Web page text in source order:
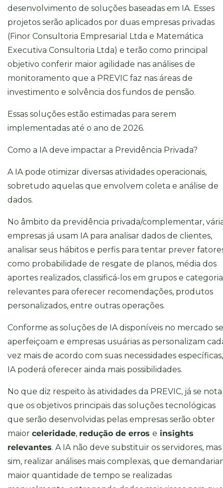
desenvolvimento de soluções baseadas em IA. Esses
projetos serão aplicados por duas empresas privadas
(Finor Consultoria Empresarial Ltda e Matemática
Executiva Consultoria Ltda) e terão como principal
objetivo conferir maior agilidade nas análises de
monitoramento que a PREVIC faz nas áreas de
investimento e solvência dos fundos de pensão.
Essas soluções estão estimadas para serem
implementadas até o ano de 2026.
Como a IA deve impactar a Previdência Privada?
A IA pode otimizar diversas atividades operacionais,
sobretudo aquelas que envolvem coleta e análise de
dados.
No âmbito da previdência privada/complementar,
empresas já usam IA para analisar dados de clientes,
analisar seus hábitos e perfis para tentar prever
como probabilidade de resgate de planos, média dos
aportes realizados, classificá-los em grupos e
relevantes para oferecer recomendações, produtos
personalizados, entre outras operações.
Conforme as soluções de IA disponíveis no mercado se
aperfeiçoam e empresas usuárias as personalizam
vez mais de acordo com suas necessidades
IA poderá oferecer ainda mais possibilidades.
No que diz respeito às atividades da PREVIC, já se nota
que os objetivos principais das soluções tecnológicas
que serão desenvolvidas pelas empresas serão obter
maior celeridade, redução de erros e insights
relevantes. A IA não deve substituir os servidores, mas
sim, realizar análises mais complexas, que
maior quantidade de tempo se realizadas